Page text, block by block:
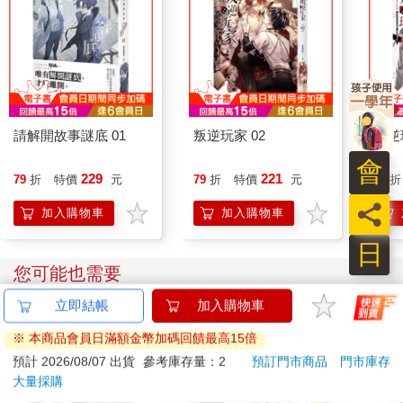
請解開故事謎底 01
79 折 特價 229 元
加入購物車
叛逆玩家 02
79 折 特價 221 元
加入購物車
叛逆
79 折
您可能也需要
日
員
會